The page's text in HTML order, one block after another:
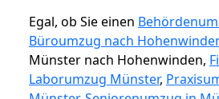
Egal, ob Sie einen
Büroumzug nach
Münster nach Hohenwinden,
Laborumzug Münster,